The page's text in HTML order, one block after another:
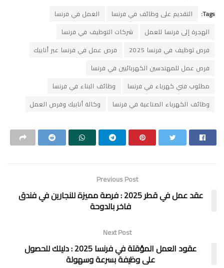
Tags: التقديم على وظائف في فرنسا
العمل في فرنسا
الهجرة إلى فرنسا للعمل
شركات التوظيف في فرنسا
فرص توظيف في فرنسا 2025
فرص عمل في فرنسا عبر أنابيك
فرص عمل للمهندسين الكهربائيين في فرنسا
مطلوب فني كهرباء في فرنسا
وظائف البناء في فرنسا
وظائف الكهرباء الصناعية في فرنسا
وكالة أنابيك وفرص العمل
Previous Post
عقد عمل في قطر 2025 : فرصة مميزة للنجارين في فندق
فاخر بالدوحة
Next Post
عقود العمل المؤقتة في فرنسا 2025 : دليلك للحصول
على وظيفة بسرعة وسهولة